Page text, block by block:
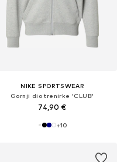
NIKE SPORTSWEAR
Gornji dio trenirke 'CLUB'
74,90 €
+10